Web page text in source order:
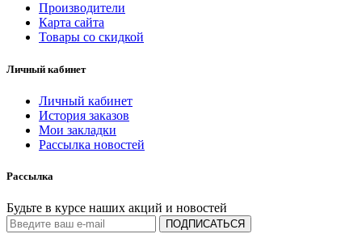
Производители
Карта сайта
Товары со скидкой
Личный кабинет
Личный кабинет
История заказов
Мои закладки
Рассылка новостей
Рассылка
Будьте в курсе наших акций и новостей
ПОДПИСАТЬСЯ